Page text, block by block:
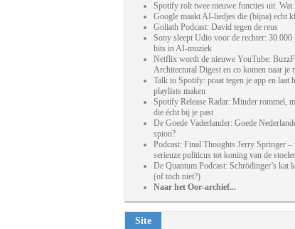
Spotify rolt twee nieuwe functies uit. Wat
Google maakt AI-liedjes die (bijna) echt
Goliath Podcast: David tegen de reus
Sony sleept Udio voor de rechter: 30.000
hits in AI-muziek
Netflix wordt de nieuwe YouTube:
Architectural Digest en co komen naar je
Talk to Spotify: praat tegen je app en laat
playlists maken
Spotify Release Radar: Minder rommel,
die écht bij je past
De Goede Vaderlander: Goede
spion?
Podcast: Final Thoughts Jerry Springer –
serieuze politicus tot koning van de
De Quantum Podcast: Schrödinger’s kat
(of toch niet?)
Naar het Oor-archief...
Site